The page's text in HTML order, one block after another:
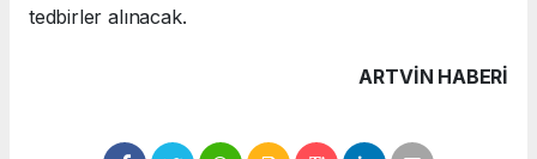
tedbirler alınacak.
ARTVIN HABERİ